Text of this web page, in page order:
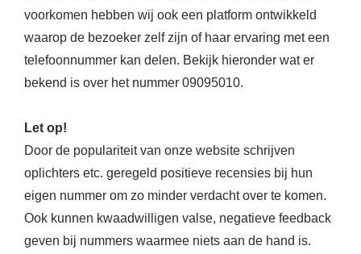
voorkomen hebben wij ook een platform ontwikkeld
waarop de bezoeker zelf zijn of haar ervaring met een
telefoonnummer kan delen. Bekijk hieronder wat er
bekend is over het nummer 09095010.
Let op!
Door de populariteit van onze website schrijven
oplichters etc. geregeld positieve recensies bij hun
eigen nummer om zo minder verdacht over te komen.
Ook kunnen kwaadwilligen valse, negatieve feedback
geven bij nummers waarmee niets aan de hand is.